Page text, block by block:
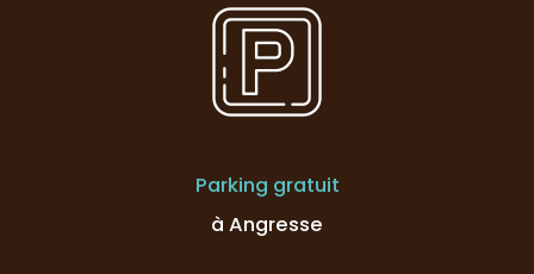
Parking gratuit
à Angresse